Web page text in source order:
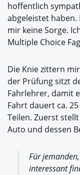
hoffentlich
abgeleistet
mir keine Sorge.
Multiple Choice
Die Knie zittern
der Prüfung sitzt
Fahrlehrer, damit
Fahrt dauert ca.
Teilen. Zuerst
Auto und dessen
Für
interessant